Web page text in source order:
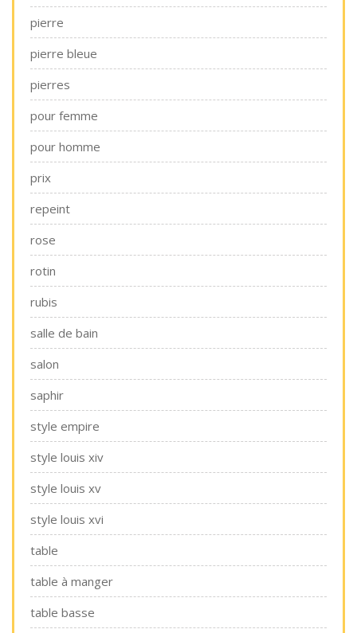
pierre
pierre bleue
pierres
pour femme
pour homme
prix
repeint
rose
rotin
rubis
salle de bain
salon
saphir
style empire
style louis xiv
style louis xv
style louis xvi
table
table à manger
table basse